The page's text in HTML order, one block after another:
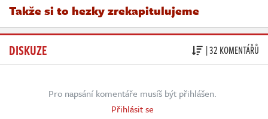
Takže si to hezky zrekapitulujeme
DISKUZE | 32 KOMENTÁŘŮ
Pro napsání komentáře musíš být přihlášen.
Přihlásit se